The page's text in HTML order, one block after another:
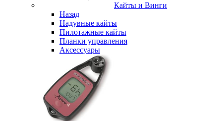
Кайты и Винги
Назад
Надувные кайты
Пилотажные кайты
Планки управления
Аксессуары